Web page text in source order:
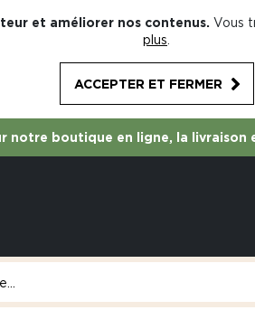
et améliorer nos contenus. Vous
plus
ACCEPTER ET FERMER
notre boutique en ligne, la livraison